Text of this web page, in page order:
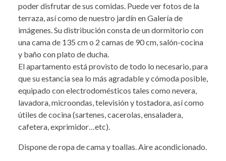
poder disfrutar de sus comidas. Puede ver fotos de la
terraza, así como de nuestro jardín en Galería de
imágenes. Su distribución consta de un dormitorio con
una cama de 135 cm o 2 camas de 90 cm, salón-cocina
y baño con plato de ducha.
El apartamento está provisto de todo lo necesario, para
que su estancia sea lo más agradable y cómoda posible,
equipado con electrodomésticos tales como nevera,
lavadora, microondas, televisión y tostadora, así como
útiles de cocina (sartenes, cacerolas, ensaladera,
cafetera, exprimidor…etc).
Dispone de ropa de cama y toallas. Aire acondicionado.